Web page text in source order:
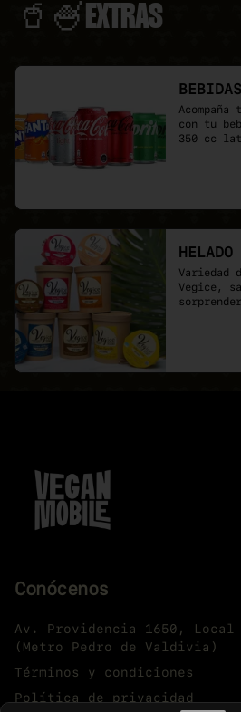
🥤🍧EXTRAS
con tu
350 cc
Variedad
Vegice,
Conócenos
Av. Providencia 1650, Local
(Metro Pedro de Valdivia)
Términos y condiciones
Política de privacidad